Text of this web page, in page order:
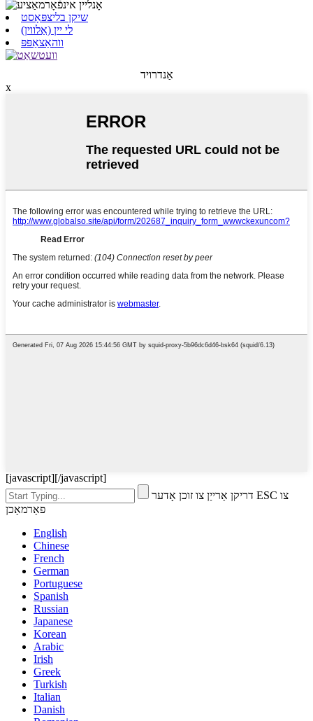
שיקן בליצפּאָסט
לי יין (אַלווין)
ווהאַצאַפּפּ
אַנדרויד
x
[javascript][/javascript]
דריקן אַרייַן צו זוכן אָדער ESC צו
פאַרמאַכן
English
Chinese
French
German
Portuguese
Spanish
Russian
Japanese
Korean
Arabic
Irish
Greek
Turkish
Italian
Danish